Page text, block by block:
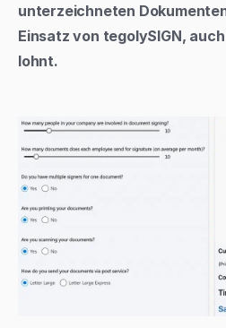
unterzeichneten
Einsatz von tegolySIGN,
lohnt.